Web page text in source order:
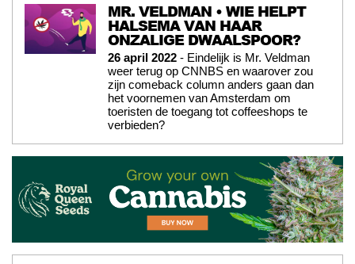
MR. VELDMAN • WIE HELPT
HALSEMA VAN HAAR
ONZALIGE DWAALSPOOR?
26 april 2022 - Eindelijk is Mr. Veldman
weer terug op CNNBS en waarover zou
zijn comeback column anders gaan dan
het voornemen van Amsterdam om
toeristen de toegang tot coffeeshops te
verbieden?